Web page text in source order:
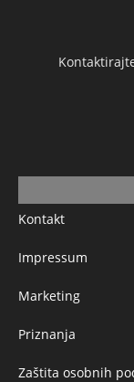
Kontakt
Impressum
Marketing
Priznanja
Zaštita osobnih